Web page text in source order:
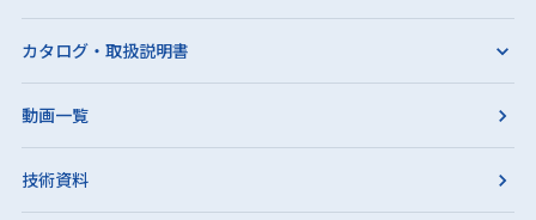
カタログ・取扱説明書
動画一覧
技術資料